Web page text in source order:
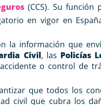
(CCS). Su
en vigor en
la información que
Civil, las Policías
o control de
que todos los
civil que cubra los